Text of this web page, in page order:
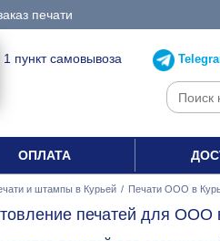
печати
1 пункт самовывоза
ОПЛАТА
и штампы в Курьей / Печати ООО в
печатей для ООО